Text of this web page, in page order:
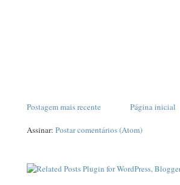
Postagem mais recente Página inicial
Assinar: Postar comentários (Atom)